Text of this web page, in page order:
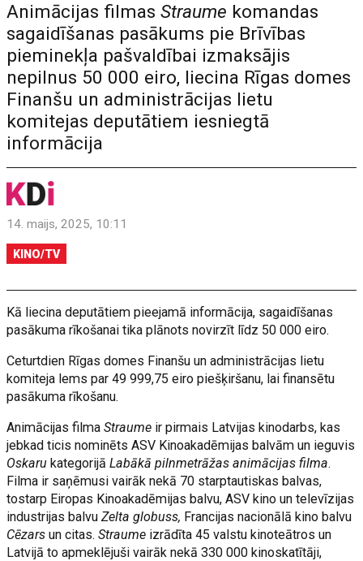
Animācijas filmasStraume komandas
sagaidīšanas pasākums pie Brīvības
pieminekļa pašvaldībai izmaksājis
nepilnus 50 000 eiro, liecina Rīgas domes
Finanšu un administrācijas lietu
komitejas deputātiem iesniegtā
informācija
14. maijs, 2025, 10:11
KINO/TV
Kā liecina deputātiem pieejamā informācija, sagaidīšanas
pasākuma rīkošanai tika plānots novirzīt līdz 50 000 eiro.
Ceturtdien Rīgas domes Finanšu un administrācijas lietu
komiteja lems par 49 999,75 eiro piešķiršanu, lai finansētu
pasākuma rīkošanu.
Animācijas filmaStraume ir pirmais Latvijas kinodarbs, kas
jebkad ticis nominēts ASV Kinoakadēmijas balvām un ieguvis
Oskaru kategorijāLabākā pilnmetrāžas animācijas filma.
Filma ir saņēmusi vairāk nekā 70 starptautiskas balvas,
tostarp Eiropas Kinoakadēmijas balvu, ASV kino un televīzijas
industrijas balvuZelta globuss, Francijas nacionālā kino balvu
Cēzars un citas.Straume izrādīta 45 valstu kinoteātros un
Latvijā to apmeklējuši vairāk nekā 330 000 kinoskatītāji,